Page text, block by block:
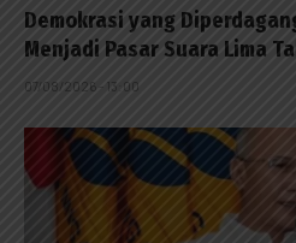
Demokrasi yang
Menjadi Pasar Suara Lima
07/08/2026 - 13:00